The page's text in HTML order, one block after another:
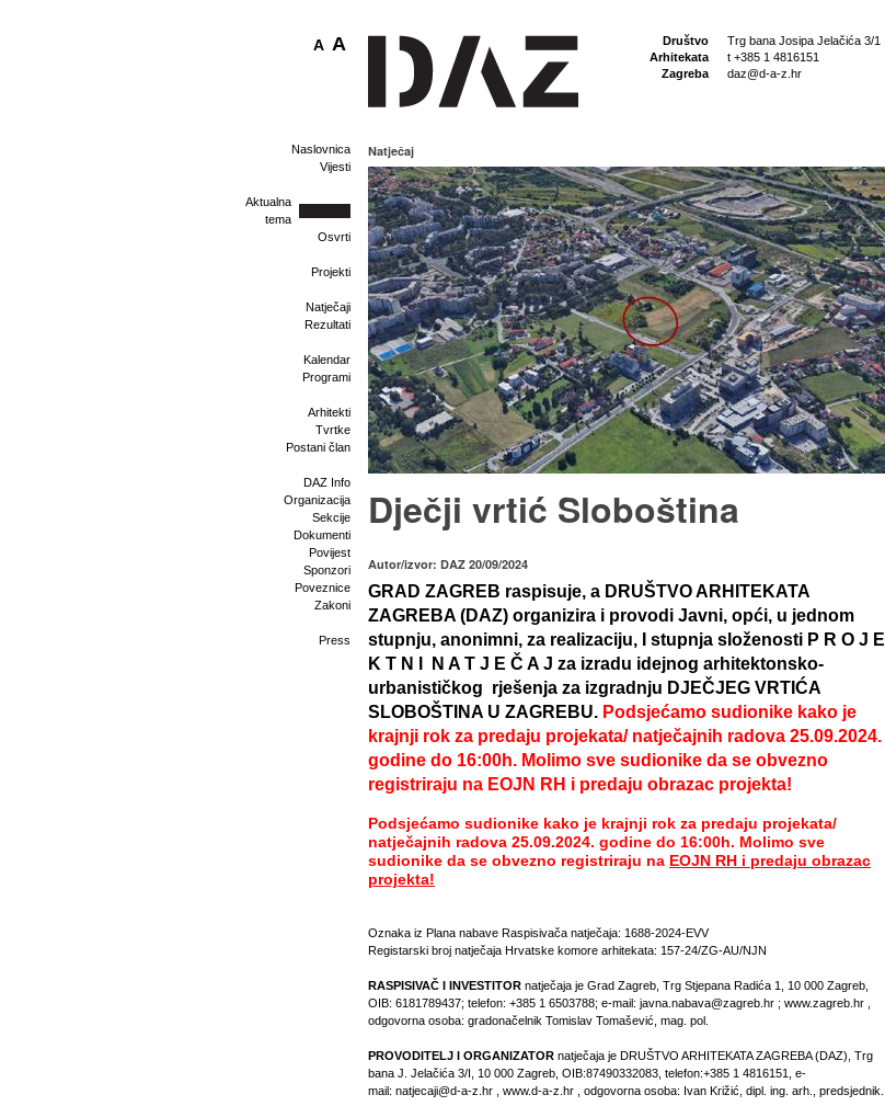
Društvo
Arhitekata
Zagreba
Trg bana Josipa Jelačića 3/1
t +385 1 4816151
daz@d-a-z.hr
A A
Naslovnica
Vijesti
Aktualna
tema
Osvrti
Projekti
Natječaji
Rezultati
Kalendar
Programi
Arhitekti
Tvrtke
Postani član
DAZ Info
Organizacija
Sekcije
Dokumenti
Povijest
Sponzori
Poveznice
Zakoni
Press
Natječaj
Dječji vrtić Sloboština
Autor/izvor: DAZ 20/09/2024
GRAD ZAGREB raspisuje, a DRUŠTVO ARHITEKATA
ZAGREBA (DAZ) organizira i provodi Javni, opći, u jednom
stupnju, anonimni, za realizaciju, I stupnja složenosti P R O J E
K T N I N A T J E Č A J za izradu idejnog arhitektonsko-
urbanističkog rješenja za izgradnju DJEČJEG VRTIĆA
SLOBOŠTINA U ZAGREBU. Podsjećamo sudionike kako je
krajnji rok za predaju projekata/ natječajnih radova 25.09.2024.
godine do 16:00h. Molimo sve sudionike da se obvezno
registriraju na EOJN RH i predaju obrazac projekta!
Podsjećamo sudionike kako je krajnji rok za predaju projekata/
natječajnih radova 25.09.2024. godine do 16:00h. Molimo sve
sudionike da se obvezno registriraju na EOJN RH i predaju obrazac
projekta!
Oznaka iz Plana nabave Raspisivača natječaja: 1688-2024-EVV
Registarski broj natječaja Hrvatske komore arhitekata: 157-24/ZG-AU/NJN
RASPISIVAČ I INVESTITOR natječaja je Grad Zagreb, Trg Stjepana Radića 1, 10 000 Zagreb,
OIB: 6181789437; telefon: +385 1 6503788; e-mail: javna.nabava@zagreb.hr ; www.zagreb.hr
odgovorna osoba: gradonačelnik Tomislav Tomašević, mag. pol.
PROVODITELJ I ORGANIZATOR natječaja je DRUŠTVO ARHITEKATA ZAGREBA (DAZ), Trg
bana J. Jelačića 3/I, 10 000 Zagreb, OIB:87490332083, telefon:+385 1 4816151, e-
mail: natjecaji@d-a-z.hr www.d-a-z.hr , odgovorna osoba: Ivan Križić, dipl. ing. arh., predsjednik.